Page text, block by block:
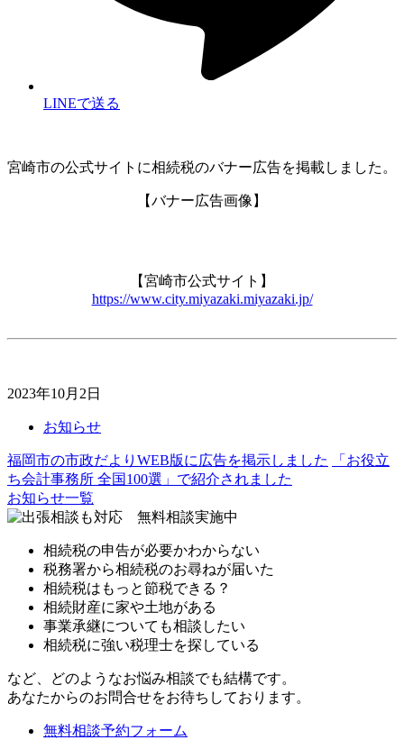
LINEで送る
宮崎市の公式サイトに相続税のバナー広告を掲載しました。
【バナー広告画像】
【宮崎市公式サイト】
https://www.city.miyazaki.miyazaki.jp/
2023年10月2日
お知らせ
福岡市の市政だよりWEB版に広告を掲示しました
「お役立
ち会計事務所 全国100選」で紹介されました
お知らせ一覧
相続税の申告が必要かわからない
税務署から相続税のお尋ねが届いた
相続税はもっと節税できる？
相続財産に家や土地がある
事業承継についても相談したい
相続税に強い税理士を探している
など、どのようなお悩み相談でも結構です。
あなたからのお問合せをお待ちしております。
無料相談予約フォーム